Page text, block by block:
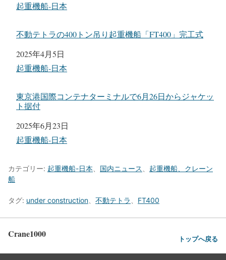
関連理由
起重機船-日本
不動テトラの400トン吊り起重機船「FT400」完工式
日付
2025年4月5日
関連理由
起重機船-日本
東京港国際コンテナターミナルで6月26日からジャケッ
ト据付
日付
2025年6月23日
関連理由
起重機船-日本
カテゴリー: 起重機船-日本 国内ニュース
起重機船、クレーン
船
タグ: under construction 不動テトラ FT400
Crane1000 トップへ戻る